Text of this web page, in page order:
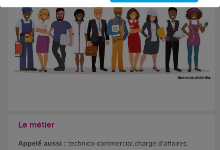
Le métier
Appelé aussi : technico-commercial,chargé d'affaires.